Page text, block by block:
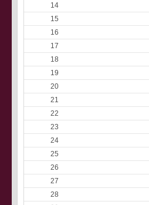
14
15
16
17
18
19
20
21
22
23
24
25
26
27
28